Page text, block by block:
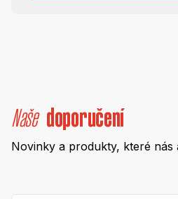
Naše doporučení
Novinky a produkty, které nás